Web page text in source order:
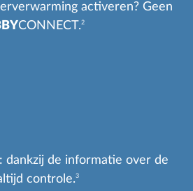
activeren? Geen
CONNECT.2
dankzij de informatie over de
controle.3